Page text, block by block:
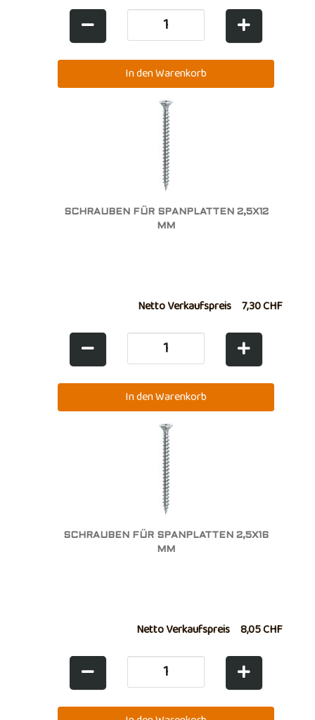
SCHRAUBEN FÜR SPANPLATTEN 2,5X12
MM
Netto Verkaufspreis 7,30 CHF
SCHRAUBEN FÜR SPANPLATTEN 2,5X16
MM
Netto Verkaufspreis 8,05 CHF